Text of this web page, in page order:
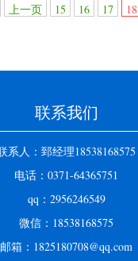
上一页 15 16 17 18
联系我们
系人：郅经理18538168575
电话：0371-64365751
qq：2956246549
微信：18538168575
邮箱：1825180708@qq.com